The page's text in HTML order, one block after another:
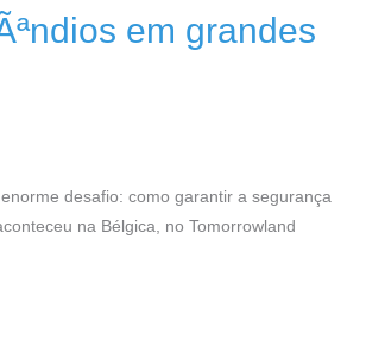
em grandes
desafio: como garantir a segurança
na Bélgica, no Tomorrowland